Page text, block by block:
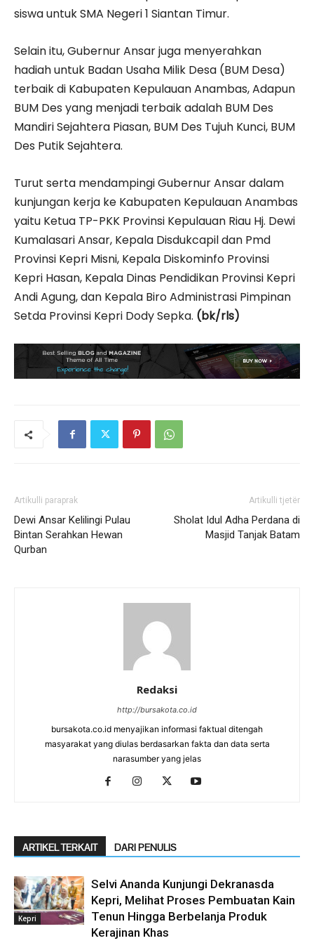
siswa untuk SMA Negeri 1 Siantan Timur.
Selain itu, Gubernur Ansar juga menyerahkan
hadiah untuk Badan Usaha Milik Desa (BUM Desa)
terbaik di Kabupaten Kepulauan Anambas, Adapun
BUM Des yang menjadi terbaik adalah BUM Des
Mandiri Sejahtera Piasan, BUM Des Tujuh Kunci, BUM
Des Putik Sejahtera.
Turut serta mendampingi Gubernur Ansar dalam
kunjungan kerja ke Kabupaten Kepulauan Anambas
yaitu Ketua TP-PKK Provinsi Kepulauan Riau Hj. Dewi
Kumalasari Ansar, Kepala Disdukcapil dan Pmd
Provinsi Kepri Misni, Kepala Diskominfo Provinsi
Kepri Hasan, Kepala Dinas Pendidikan Provinsi Kepri
Andi Agung, dan Kepala Biro Administrasi Pimpinan
Setda Provinsi Kepri Dody Sepka. (bk/rls)
Artikulli paraprak
Dewi Ansar Kelilingi Pulau
Bintan Serahkan Hewan
Qurban
Artikulli tjetër
Sholat Idul Adha Perdana di
Masjid Tanjak Batam
Redaksi
http://bursakota.co.id
bursakota.co.id menyajikan informasi faktual ditengah
masyarakat yang diulas berdasarkan fakta dan data serta
narasumber yang jelas
ARTIKEL TERKAIT DARI PENULIS
Kepri
Selvi Ananda Kunjungi Dekranasda
Kepri, Melihat Proses Pembuatan Kain
Tenun Hingga Berbelanja Produk
Kerajinan Khas